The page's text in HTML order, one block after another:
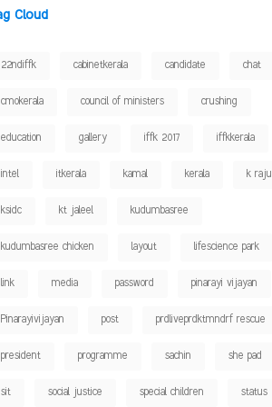
Cloud
22ndiffk cabinetkerala candidate chat
cmokerala council of ministers crushing
education gallery iffk 2017 iffkkerala
intel itkerala kamal kerala k raju
ksidc kt jaleel kudumbasree
kudumbasree chicken layout lifescience park
link media password pinarayi vijayan
Pinarayivijayan post prdliveprdktmndrf rescue
president programme sachin she pad
sit social justice special children status